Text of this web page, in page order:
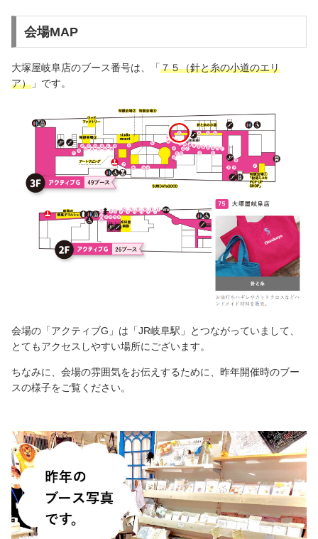
会場MAP
大塚屋岐阜店のブース番号は、「７５（針と糸の小道のエリ
ア） 」です。
会場の「アクティブG」は「JR岐阜駅」とつながっていまして、
とてもアクセスしやすい場所にございます。
ちなみに、会場の雰囲気をお伝えするために、昨年開催時のブー
スの様子をご覧ください。